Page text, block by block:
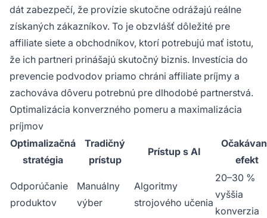
dát zabezpečí, že provízie skutočne odrážajú reálne
získaných zákazníkov. To je obzvlášť dôležité pre
affiliate siete a obchodníkov, ktorí potrebujú mať istotu,
že ich partneri prinášajú skutočný biznis. Investícia do
prevencie podvodov priamo chráni affiliate príjmy a
zachováva dôveru potrebnú pre dlhodobé partnerstvá.
Optimalizácia konverzného pomeru a maximalizácia
príjmov
Optimalizačná
stratégia
Tradičný
prístup
Prístup s AI
efekt
Odporúčanie
produktov
Manuálny
výber
Algoritmy
strojového učenia
20–30 %
vyššia
konverzia